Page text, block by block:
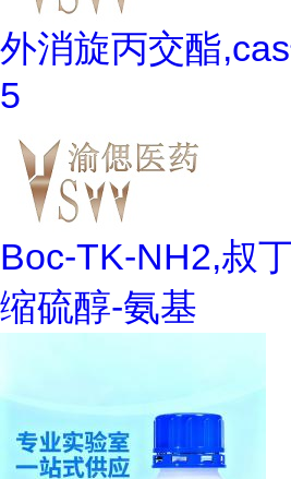
外消旋丙交酯
5
Boc-TK-NH2,叔
缩硫醇-氨基